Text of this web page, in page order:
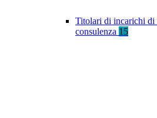
Titolari di incarichi di
consulenza 15